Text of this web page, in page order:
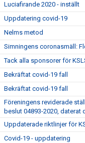
Luciafirande 2020 - inställt
Uppdatering covid-19
Nelms metod
Simningens coronasmäll:
Tack alla sponsorer för
Bekräftat covid-19 fall
Bekräftat covid-19 fall
Föreningens reviderade
beslut 04893-2020, daterat
Uppdaterade riktlinjer för
Covid-19 - uppdatering